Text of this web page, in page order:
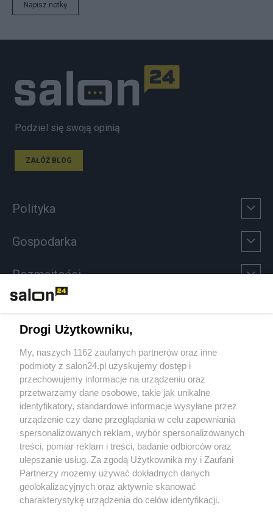
Napisz notkę
Podziel się swoją opinią
ZAŁÓŻ BLOG
Polityka
Gospodarka
Rozmaitości
Sport
Społeczeństwo
Kultura
X Facebook Instagram Youtube
Drogi Użytkowniku,
My, naszych 1162 zaufanych partnerów oraz inne
podmioty z salon24.pl uzyskujemy dostęp i
przechowujemy informacje na urządzeniu oraz
przetwarzamy dane osobowe, takie jak unikalne
identyfikatory, standardowe informacje wysyłane przez
urządzenie czy dane przeglądania w celu zapewniania
spersonalizowanych reklam, wybór spersonalizowanych
treści, pomiar reklam i treści, badanie odbiorców oraz
ulepszanie usług. Za zgodą Użytkownika my i Zaufani
Partnerzy możemy używać dokładnych danych
geolokalizacyjnych oraz aktywnie skanować
charakterystykę urządzenia do celów identyfikacji.